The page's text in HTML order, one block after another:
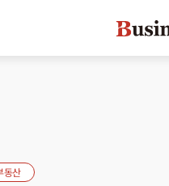
동산